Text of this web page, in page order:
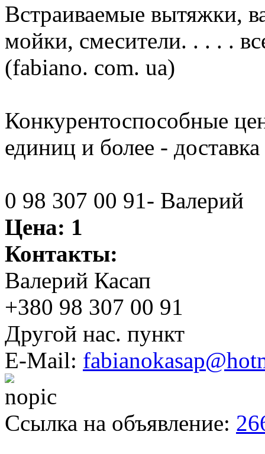
Встраиваемые вытяжки,
мойки, смесители. . . . .
(fabiano. com. ua)
Конкурентоспособные
единиц и более -
0 98 307 00 91- Валерий
Цена: 1
Контакты:
Валерий Касап
+380 98 307 00 91
Другой нас. пункт
E-Mail:
Ссылка на объявление: